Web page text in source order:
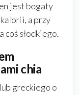
jest bogaty
a przy
coś słodkiego.
chia
greckiego o